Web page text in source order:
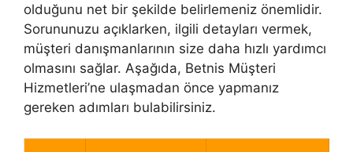
olduğunu net bir şekilde belirlemeniz önemlidir.
Sorununuzu açıklarken, ilgili detayları vermek,
müşteri danışmanlarının size daha hızlı yardımcı
olmasını sağlar. Aşağıda, Betnis Müşteri
Hizmetleri’ne ulaşmadan önce yapmanız
gereken adımları bulabilirsiniz.